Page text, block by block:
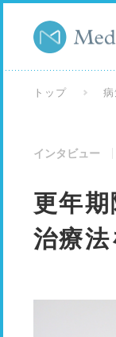
トップ
インタビュー
更年
治療法